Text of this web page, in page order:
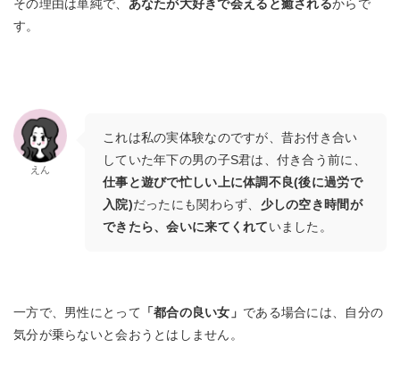
その理由は単純で、 あなたが大好きで会えると癒されるからで
す。
えん
これは私の実体験なのですが、昔お付き合い
していた年下の男の子S君は、付き合う前に、
仕事と遊びで忙しい上に体調不良(後に過労で
入院)だったにも関わらず、 少しの空き時間が
できたら、会いに来てくれていました。
一方で、男性にとって 「都合の良い女」 である場合には、自分の
気分が乗らないと会おうとはしません。